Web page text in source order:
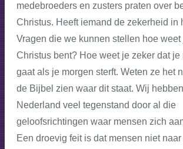
medebroeders en zusters praten over
Christus. Heeft iemand de zekerheid in
Vragen die we kunnen stellen hoe weet
Christus bent? Hoe weet je zeker dat je
gaat als je morgen sterft. Weten ze het
de Bijbel zien waar dit staat. Wij
Nederland veel tegenstand door al die
geloofsrichtingen waar mensen zich
Een droevig feit is dat mensen niet